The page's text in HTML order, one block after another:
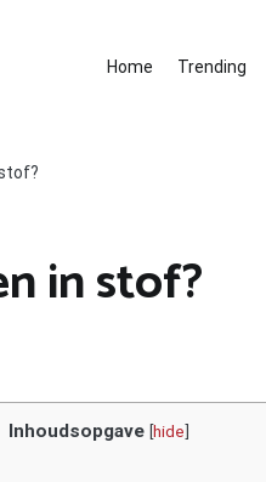
Home Trending
in stof?
Inhoudsopgave [hide]